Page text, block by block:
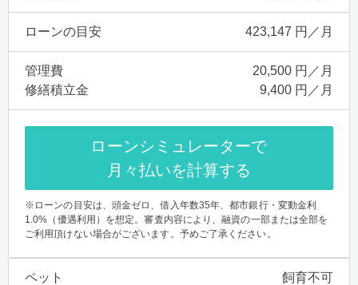
ローンの目安 423,147 円／月
管理費
20,500 円／月
修繕積立金
9,400 円／月
ローンシミュレーターで
月々払いを計算する
※ローンの目安は、頭金ゼロ、借入年数35年、都市銀行・変動金利
1.0%（優遇利用）を想定。審査内容により、融資の一部または全部を
ご利用頂けない場合がございます。予めご了承ください。
ペット 飼育不可